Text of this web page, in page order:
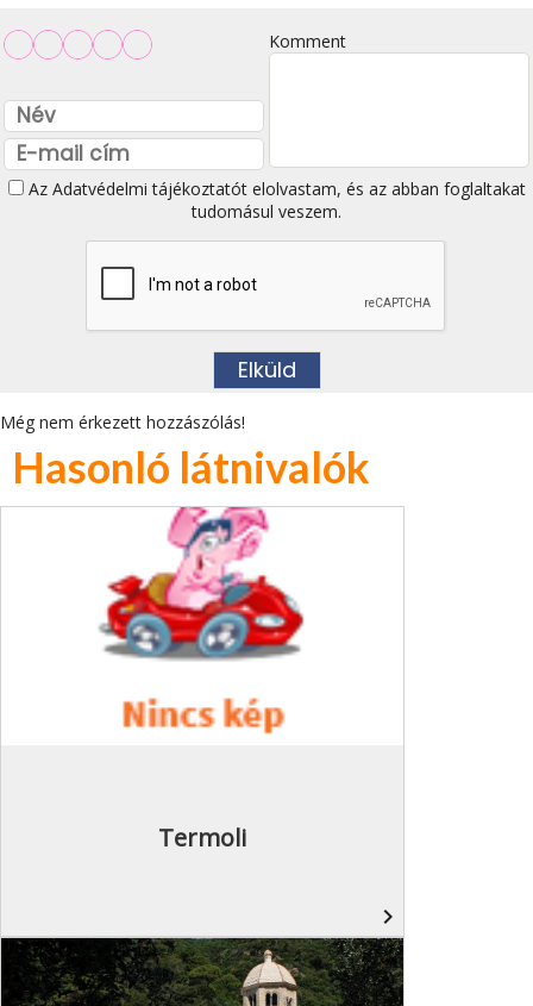
Komment
Az Adatvédelmi tájékoztatótelolvastam, és az abban foglaltakat
tudomásul veszem.
Még nem érkezett hozzászólás!
Hasonló látnivalók
Termoli
navigate_next